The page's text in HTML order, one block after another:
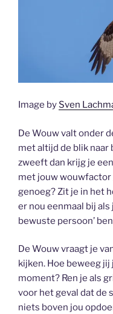
Image by Sven
De Wouw valt onder
met altijd de blik naar
zweeft dan krijg je
met jouw wouwfactor
genoeg? Zit je in het
er nou eenmaal bij
bewuste persoon’
De Wouw vraagt je
kijken. Hoe beweeg
moment? Ren je als
voor het geval dat de
niets boven jou